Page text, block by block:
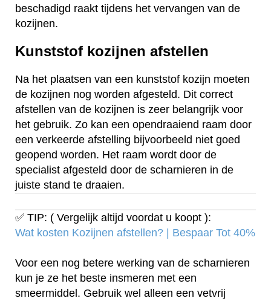
beschadigd raakt tijdens het vervangen van de
kozijnen.
Kunststof kozijnen afstellen
Na het plaatsen van een kunststof kozijn moeten
de kozijnen nog worden afgesteld. Dit correct
afstellen van de kozijnen is zeer belangrijk voor
het gebruik. Zo kan een opendraaiend raam door
een verkeerde afstelling bijvoorbeeld niet goed
geopend worden. Het raam wordt door de
specialist afgesteld door de scharnieren in de
juiste stand te draaien.
✅ TIP: ( Vergelijk altijd voordat u koopt ):
Wat kosten Kozijnen afstellen? | Bespaar Tot 40%‎
Voor een nog betere werking van de scharnieren
kun je ze het beste insmeren met een
smeermiddel. Gebruik wel alleen een vetvrij